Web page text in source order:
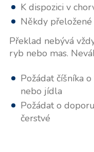
K dispozici v
Někdy
Překlad nebývá
ryb nebo mas.
Požádat číšníka
nebo jídla
Požádat o
čerstvé